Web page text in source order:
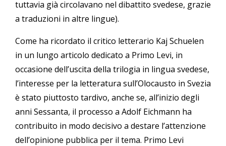
tuttavia già circolavano nel dibattito svedese, grazie
a traduzioni in altre lingue).
Come ha ricordato il critico letterario Kaj Schuelen
in un lungo articolo dedicato a Primo Levi, in
occasione dell’uscita della trilogia in lingua svedese,
l’interesse per la letteratura sull’Olocausto in Svezia
è stato piuttosto tardivo, anche se, all’inizio degli
anni Sessanta, il processo a Adolf Eichmann ha
contribuito in modo decisivo a destare l’attenzione
dell’opinione pubblica per il tema. Primo Levi